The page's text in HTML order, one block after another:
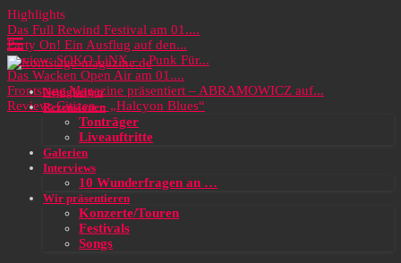
Highlights
Das Full Rewind Festival am 01....
Party On! Ein Ausflug auf den...
Review: SOKO LiNX – „Punk Für...
Das Wacken Open Air am 01....
Frontstage Magazine präsentiert – ABRAMOWICZ auf...
Review: Citizen – „Halcyon Blues“
Neuigkeiten
Rezensionen
Tonträger
Liveauftritte
Galerien
Interviews
10 Wunderfragen an …
Wir präsentieren
Konzerte/Touren
Festivals
Songs